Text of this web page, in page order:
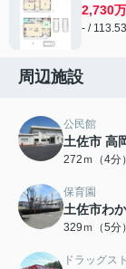
2,730
- /
周辺施設
公民館
土佐市 高
272ｍ（4分）
保育園
土佐市わ
329ｍ（5分）
ドラッグス